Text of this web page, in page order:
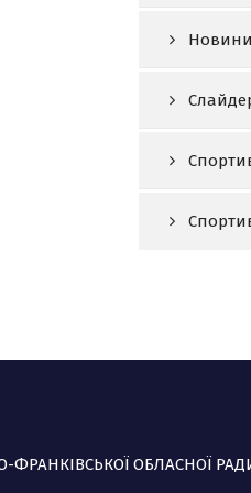
Новини
ФРАНКІВСЬКОЇ ОБЛАСНОЇ